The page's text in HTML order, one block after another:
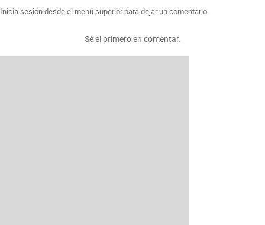
Inicia sesión desde el menú superior para dejar un comentario.
Sé el primero en comentar.